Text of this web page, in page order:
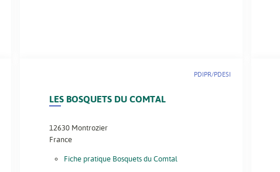
LES BOSQUETS DU COMTAL
PDIPR/PDESI
12630 Montrozier
France
Fiche pratique Bosquets du Comtal